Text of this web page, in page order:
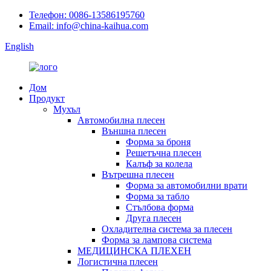
Телефон: 0086-13586195760
Email: info@china-kaihua.com
English
Дом
Продукт
Мухъл
Автомобилна плесен
Външна плесен
Форма за броня
Решетъчна плесен
Калъф за колела
Вътрешна плесен
Форма за автомобилни врати
Форма за табло
Стълбова форма
Друга плесен
Охладителна система за плесен
Форма за лампова система
МЕДИЦИНСКА ПЛЕХЕН
Логистична плесен